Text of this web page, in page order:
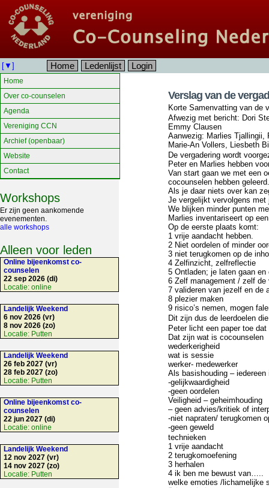
[▼] Home Ledenlijst Login
Verslag van de
Korte Samenvatting van de
Afwezig met bericht: Dori
Emmy Clausen
Aanwezig: Marlies Tjallingii,
Marie-An Vollers, Liesbeth
De vergadering wordt
Peter en Marlies hebben
Van start gaan we met een
cocounselen hebben geleerd.
Als je daar niets over kan
Je vergelijkt vervolgens met
We blijken minder punten
Marlies inventariseert op
Op de eerste plaats komt:
1 vrije aandacht hebben.
2 Niet oordelen of minder
3 niet terugkomen op de
4 Zelfinzicht, zelfreflectie
5 Ontladen; je laten gaan
6 Zelf management / zelf de
7 valideren van jezelf en de
8 plezier maken
9 risico’s nemen, mogen
Dit zijn dus de leerdoelen
Peter licht een paper toe
Dat zijn wat is cocounselen
wederkerigheid
wat is sessie
werker- medewerker
Als basishouding –
-gelijkwaardigheid
-geen oordelen
Veiligheid – geheimhouding
– geen advies/kritiek of
-niet napraten/ terugkomen
-geen geweld
technieken
1 vrije aandacht
2 terugkomoefening
3 herhalen
4 ik ben me bewust van…..
welke emoties /lichamelijke
Home
Over co-counselen
Agenda
Vereniging CCN
Archief (openbaar)
Website
Contact
Workshops
Er zijn geen aankomende
evenementen.
alle workshops
Alleen voor leden
Online bijeenkomst co-
counselen
22 sep 2026 (di)
Locatie: online
Landelijk Weekend
6 nov 2026 (vr)
8 nov 2026 (zo)
Locatie: Putten
Landelijk Weekend
26 feb 2027 (vr)
28 feb 2027 (zo)
Locatie: Putten
Online bijeenkomst co-
counselen
22 jun 2027 (di)
Locatie: online
Landelijk Weekend
12 nov 2027 (vr)
14 nov 2027 (zo)
Locatie: Putten